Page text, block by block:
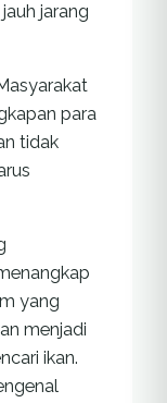
jarang
para
tidak
yang
menjadi
ikan.